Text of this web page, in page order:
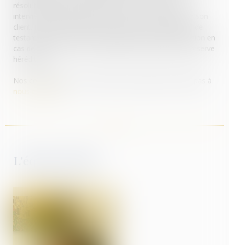
résolution amiable, l'avocat en droit des successions
interviendra afin d'introduire une action en justice pour son
client. Il s'agit notamment des actions en contestation de
testaments, les actions en partage judiciaire de l'indivision en
cas de désaccord entre les héritiers ou d'atteinte à la réserve
héréditaire
Nos compétences en la matière sont larges, n'hésitez pas à
nous contacter
L'équipe dédiée